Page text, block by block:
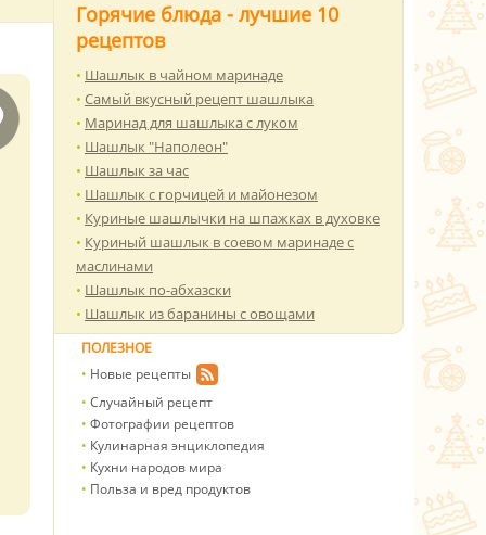
Горячие блюда - лучшие 10
рецептов
Шашлык в чайном маринаде
Самый вкусный рецепт шашлыка
Маринад для шашлыка с луком
Шашлык "Наполеон"
Шашлык за час
Шашлык с горчицей и майонезом
Куриные шашлычки на шпажках в духовке
Куриный шашлык в соевом маринаде с
маслинами
Шашлык по-абхазски
Шашлык из баранины с овощами
ПОЛЕЗНОЕ
Новые рецепты
Случайный рецепт
Фотографии рецептов
Кулинарная энциклопедия
Кухни народов мира
Польза и вред продуктов